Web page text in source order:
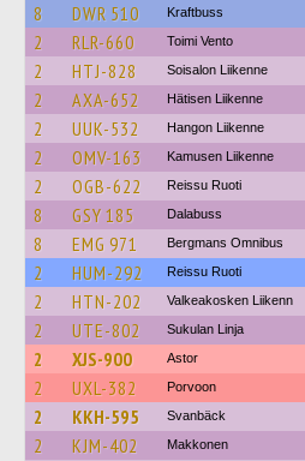
8 DWR 510 Kraftbuss
2 RLR-660 Toimi Vento
2 HTJ-828 Soisalon Liikenne
2 AXA-652 Hätisen Liikenne
2 UUK-532 Hangon Liikenne
2 OMV-163 Kamusen Liikenne
2 OGB-622 Reissu Ruoti
8 GSY 185 Dalabuss
8 EMG 971 Bergmans Omnibus
2 HUM-292 Reissu Ruoti
2 HTN-202 Valkeakosken Liikenn
2 UTE-802 Sukulan Linja
2 XJS-900 Astor
2 UXL-382 Porvoon
2 KKH-595 Svanbäck
2 KJM-402 Makkonen